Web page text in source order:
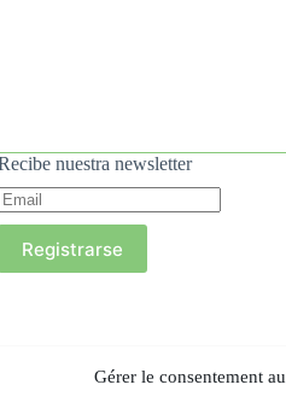
Gérer le consentement
nuestra newsletter
Registrarse